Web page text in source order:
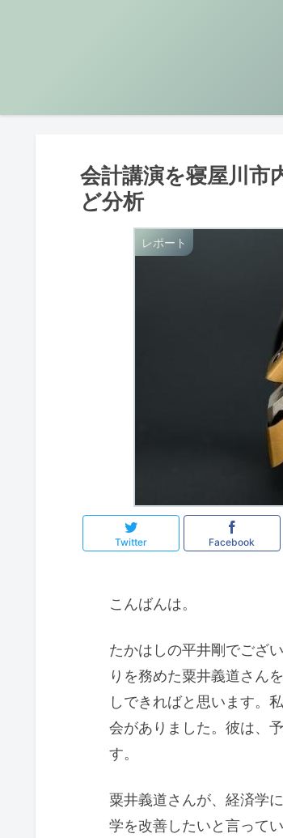
会計講演を寝屋川市
ど分析
レポート
Twitter Facebook
こんばんは。
たかはしの平井剛でござ
りを務めた粟井義道さん
しできればと思います。
会がありました。彼は、
す。
粟井義道さんが、経済学
学を改善したいと言って